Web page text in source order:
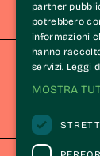
Le Langhe
partner
potrebbero
informazioni
hanno
servizi. Leggi
MOSTRA